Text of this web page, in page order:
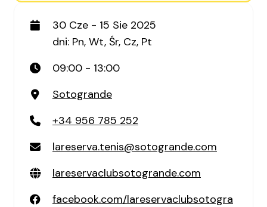
30 Cze - 15 Sie 2025
dni: Pn, Wt, Śr, Cz, Pt
09:00 - 13:00
Sotogrande
+34 956 785 252
lareserva.tenis@sotogrande.com
lareservaclubsotogrande.com
facebook.com/lareservaclubsotogra